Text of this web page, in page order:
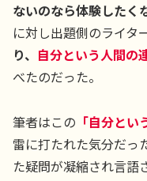
ないのなら体験したく
に対し出題側のライタ
り、 自分という人間の
べたのだった。
筆者はこの 「自分とい
雷に打たれた気分だっ
た疑問が凝縮され言語